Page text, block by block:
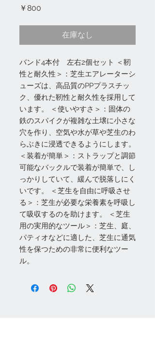
￥800
在庫なし
バンド4本付 左右2個セット ＜靭
性と耐久性＞：芝生エアレーターシ
ューズは、高品質のPPプラスチッ
ク、優れた靭性と耐久性を採用して
います。 ＜使いやすさ＞：固体の
鉄のスパイクが複雑な土壌に小さな
穴を作り、空気や水が草や芝生のわ
らぶきに浸透できるようにします。
＜装着が簡単＞：ストラップと調節
可能なバックルで装着が簡単で、し
っかりしていて、緩んで脱落しにく
いです。 ＜芝生を自由に呼吸させ
る＞：芝生が必要な栄養素を呼吸し
て吸収するのを助けます。 ＜芝生
用の実用的なツール＞：芝生、庭、
パティオなどに適した、芝生に通気
性を保つための非常に便利なツー
ル。